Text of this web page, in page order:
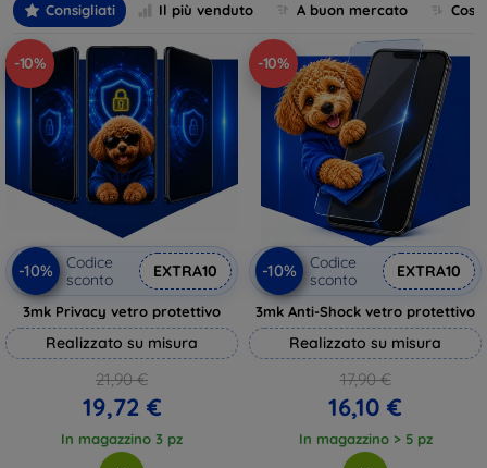
Consigliati Il più venduto A buon mercato
-10%
-10%
Codice
sconto
EXTRA10
3mk Privacy vetro protettivo
Realizzato su misura
21,90 €
19,72 €
In magazzino 3 pz
-10%
-10%
Codice
sconto
EXTRA10
3mk Anti-Shock vetro protettivo
Realizzato su misura
17,90 €
16,10 €
In magazzino > 5 pz